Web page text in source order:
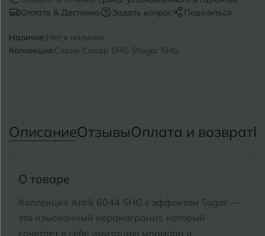
Оплата & Доставка
Задать вопрос Поделиться
Наличие:Нет в наличии
Коллекция:Серия Сахар SHG Shugar SHG
ОписаниеОтзывыОплата и возврат
О товаре
Коллекция Antik 6044 SHG с эффектом Sugar —
это изысканный керамогранит, который
сочетает в себе имитацию мрамора и
Г Геленджик
Е
Иваново
Сочи
Сыктывкар
Тольятти